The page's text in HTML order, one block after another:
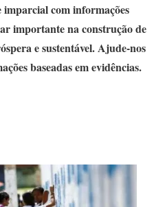
com informações
importante na construção de
e sustentável. Ajude-nos
baseadas em evidências.